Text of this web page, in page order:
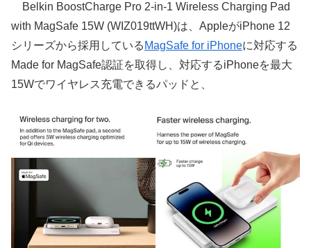
Belkin BoostCharge Pro 2-in-1 Wireless Charging Pad
with MagSafe 15W (WIZ019ttWH)は、AppleがiPhone 12
シリーズから採用している MagSafe for iPhoneに対応する
Made for MagSafe認証を取得し、対応するiPhoneを最大
15Wでワイヤレス充電できるパッドと、